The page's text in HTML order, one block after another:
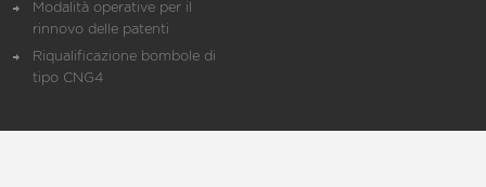
Modalità operative per il
rinnovo delle patenti
Riqualificazione bombole di
tipo CNG4